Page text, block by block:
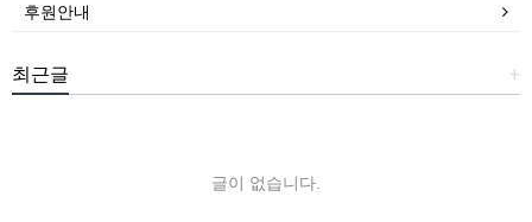
후원안내
+
최근글
글이 없습니다.